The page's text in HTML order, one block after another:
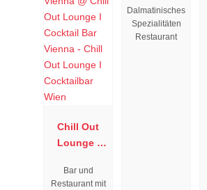
Chill Out
Lounge I
Wien
Bar und
Restaurant mit
Dalmatinisches
Spezialitäten
Restaurant